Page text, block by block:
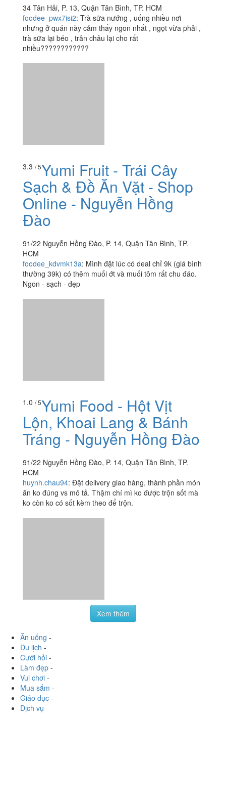
5.0/ 5Z'up Coffee & Tea
34 Tân Hải, P. 13, Quận Tân Bình, TP. HCM
3.3/ 5Yumi Fruit - Trái Cây
Sạch & Đồ Ăn Vặt - Shop
Online - Nguyễn Hồng
Đào
91/22 Nguyễn Hồng Đào, P. 14, Quận Tân Bình, TP.
1.0 / 5Yumi Food - Hột Vịt
Lộn, Khoai Lang & Bánh
Tráng - Nguyễn Hồng Đào
91/22 Nguyễn Hồng Đào, P. 14, Quận Tân Bình, TP.
Ăn uống -
Du lịch-
Cưới hỏi-
Làm đẹp